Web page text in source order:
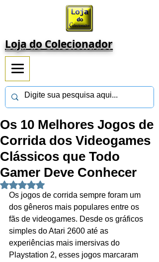
Loja do Colecionador
Os 10 Melhores Jogos de
Corrida dos Videogames
Clássicos que Todo
Gamer Deve Conhecer
Avaliado com NaN de 5 estrelas.
Os jogos de corrida sempre foram um
dos gêneros mais populares entre os
fãs de videogames. Desde os gráficos
simples do Atari 2600 até as
experiências mais imersivas do
Playstation 2, esses jogos marcaram